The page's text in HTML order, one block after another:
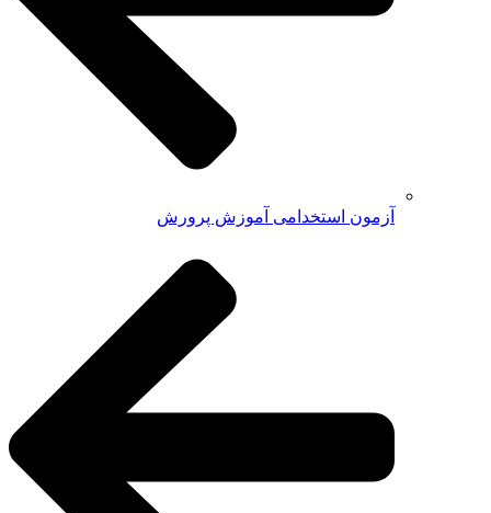
آزمون استخدامی آموزش پرورش